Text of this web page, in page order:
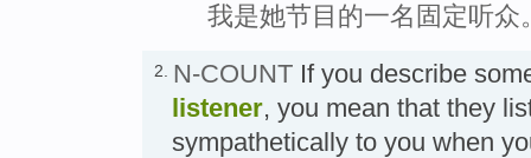
我是她节目的一名固定听众
2. N-COUNT If you describe
listener, you mean that they
sympathetically to you when